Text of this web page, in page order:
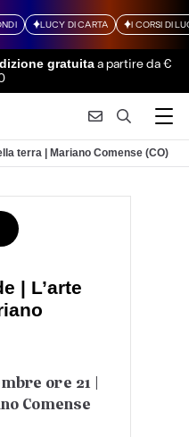
LUCY DI CARTA I CORSI DI
gratuitaa partire da €
terra | Mariano Comense (CO)
| L’arte
ore 21 |
Comense